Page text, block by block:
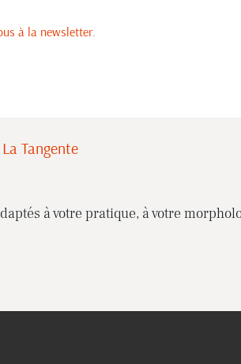
à la newsletter.
Tangente
à votre pratique, à votre